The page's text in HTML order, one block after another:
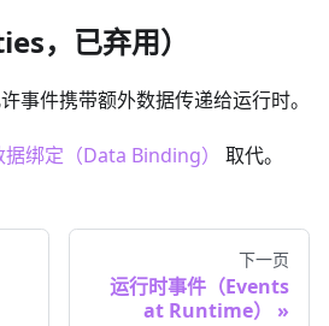
，已弃用）
事件携带额外数据传递给运行时。
据绑定（Data Binding） 取代。
下一页
运行时事件（Events
at Runtime）